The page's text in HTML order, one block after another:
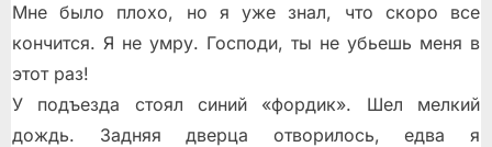
Мне было плохо, но я уже знал, что скоро все
кончится. Я не умру. Господи, ты не убьешь меня в
этот раз!
У подъезда стоял синий «фордик». Шел мелкий
дождь. Задняя дверца отворилось, едва я